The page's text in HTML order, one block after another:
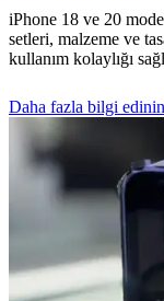
iPhone 18 ve 20
setleri, malzeme ve
kullanım kolaylığı
Daha fazla bilgi edinin